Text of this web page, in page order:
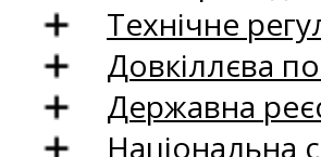
Технічне
Довкіллєва
Державна
Національна